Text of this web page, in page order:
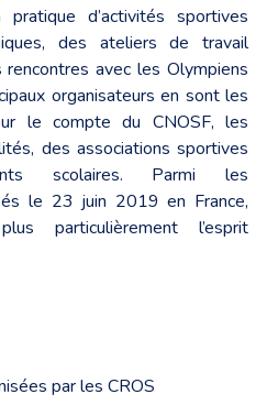
d’activités sportives
des ateliers de travail
avec les Olympiens
organisateurs en sont les
le compte du CNOSF, les
des associations sportives
scolaires. Parmi les
le 23 juin 2019 en France,
particulièrement l’esprit
par les CROS